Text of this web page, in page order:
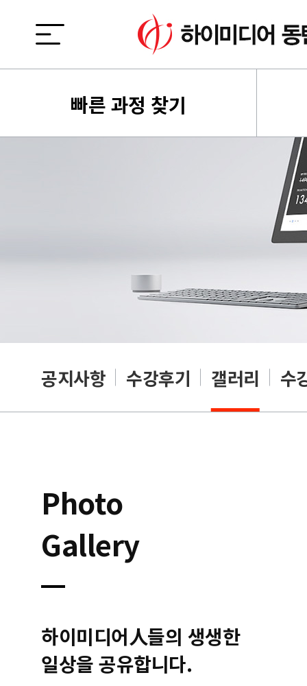
빠른 과정 찾기
공지사항 수강후기 갤러리 수
Photo
Gallery
하이미디어人들의 생생한
일상을 공유합니다.